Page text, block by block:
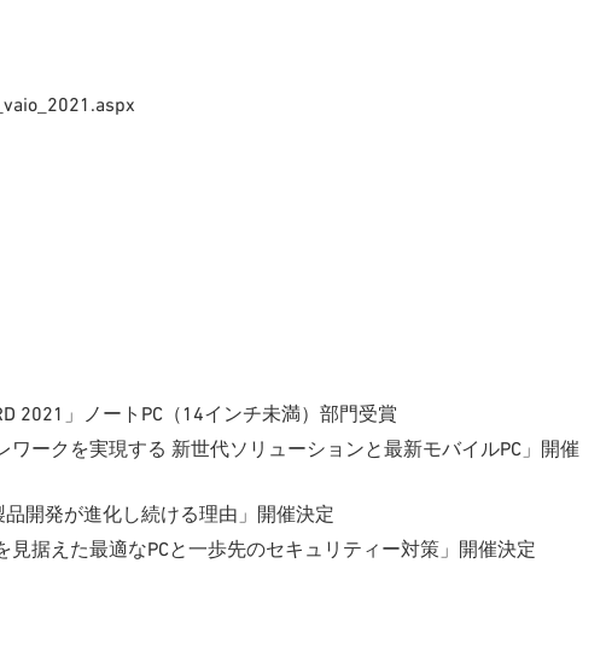
2021」ノートPC（14インチ未満）部門受賞
ワークを実現する 新世代ソリューションと最新モバイルPC」開催
品開発が進化し続ける理由」開催決定
見据えた最適なPCと一歩先のセキュリティー対策」開催決定